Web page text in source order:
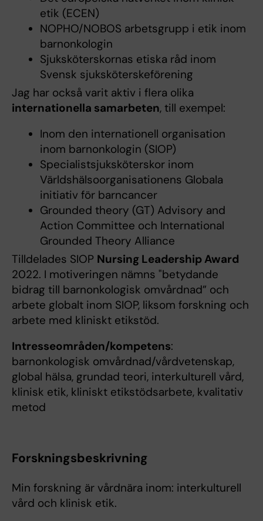
etik (ECEN)
NOPHO/NOBOS arbetsgrupp i etik inom
barnonkologin
Sjuksköterskornas etiska råd inom
Svensk sjuksköterskeförening
Jag har också varit aktiv i flera olika
internationella samarbeten, till exempel:
Inom den internationell organisation
inom barnonkologin (SIOP)
Specialistsjuksköterskor inom
Världshälsoorganisationens Globala
initiativ för barncancer
Grounded theory (GT) Advisory and
Action Committee och International
Grounded Theory Alliance
Tilldelades SIOP Nursing Leadership Award
2022. I motiveringen nämns "betydande
bidrag till barnonkologisk omvårdnad” och
arbete globalt inom SIOP, liksom forskning och
arbete med kliniskt etikstöd.
Intresseområden/kompetens:
barnonkologisk omvårdnad/vårdvetenskap,
global hälsa, grundad teori, interkulturell vård,
klinisk etik, kliniskt etikstödsarbete, kvalitativ
metod
Forskningsbeskrivning
Min forskning är vårdnära inom: interkulturell
vård och klinisk etik.